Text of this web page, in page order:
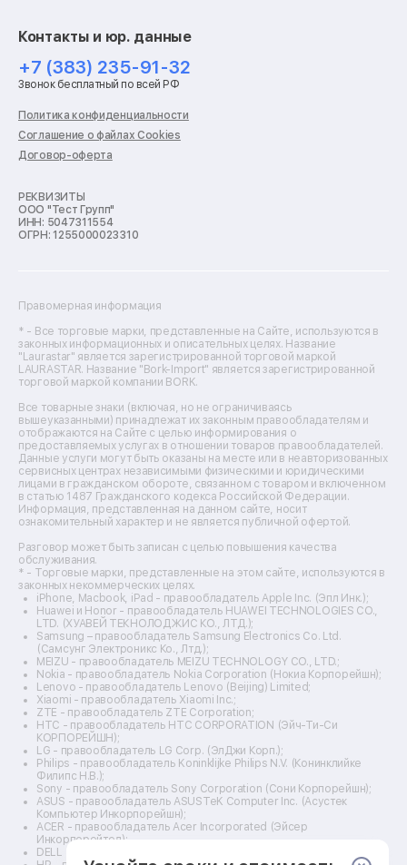
Ремонт роботов-пылесосов
Ремонт холодильников
Ремонт стиральных машин
Ремонт пылесосов
Ремонт варочных панелей
Ремонт духовых шкафов
Ремонт кондиционеров
Ремонт кухонных комбайнов
Ремонт морозильных камер
Ремонт отпаривателей
Ремонт плоттеров
Ремонт фенов
Ремонт цифровых биноклей
Ремонт тепловизоров
Ремонт массажных кресел
Ремонт водонагревателей
Ремонт вытяжек
Ремонт источников бесперебойного питания
Ремонт пароварок
Ремонт микшерных пультов
Ремонт dj-пультов
Ремонт кухонных плит
Ремонт стедикамов
Ремонт оптических прицелов
Ремонт электровелосипедов
Ремонт видеокамер
Ремонт эхолотов
Ремонт 3d-принтеров
Ремонт прицелов ночного видения
Ремонт винных шкафов
Ремонт выпрямителей
Ремонт сушилок для рук
Ремонт дальномеров
Ремонт снегоуборщиков
Контакты и юр. данные
+7 (383) 235-91-32
Звонок бесплатный по всей РФ
Политика конфиденциальности
Соглашение о файлах Cookies
Договор-оферта
РЕКВИЗИТЫ
ООО "Тест Групп"
ИНН: 5047311554
ОГРН: 1255000023310
Правомерная информация
* - Все торговые марки, представленные на Сайте, используются в
законных информационных и описательных целях. Название
"Laurastar" является зарегистрированной торговой маркой
LAURASTAR. Название "Bork-Import" является зарегистрированной
торговой маркой компании BORK.
Все товарные знаки (включая, но не ограничиваясь
вышеуказанными) принадлежат их законным правообладателям и
отображаются на Сайте с целью информирования о
предоставляемых услугах в отношении товаров правообладателей.
Данные услуги могут быть оказаны на месте или в неавторизованных
сервисных центрах независимыми физическими и юридическими
лицами в гражданском обороте, связанном с товаром и включенном
в статью 1487 Гражданского кодекса Российской Федерации.
Информация, представленная на данном сайте, носит
ознакомительный характер и не является публичной офертой.
Разговор может быть записан с целью повышения качества
обслуживания.
* - Торговые марки, представленные на этом сайте, используются в
законных некоммерческих целях.
iPhone, Macbook, iPad - правообладатель Apple Inc. (Эпл Инк.);
Huawei и Honor - правообладатель HUAWEI TECHNOLOGIES CO.,
LTD. (ХУАВЕЙ ТЕКНОЛОДЖИС КО., ЛТД.);
Samsung – правообладатель Samsung Electronics Co. Ltd.
(Самсунг Электроникс Ко., Лтд.);
MEIZU - правообладатель MEIZU TECHNOLOGY CO., LTD.;
Nokia - правообладатель Nokia Corporation (Нокиа Корпорейшн);
Lenovo - правообладатель Lenovo (Beijing) Limited;
Xiaomi - правообладатель Xiaomi Inc.;
ZTE - правообладатель ZTE Corporation;
HTC - правообладатель HTC CORPORATION (Эйч-Ти-Си
КОРПОРЕЙШН);
LG - правообладатель LG Corp. (ЭлДжи Корп.);
Philips - правообладатель Koninklijke Philips N.V. (Конинклийке
Филипс Н.В.);
Sony - правообладатель Sony Corporation (Сони Корпорейшн);
ASUS - правообладатель ASUSTeK Computer Inc. (Асустек
Компьютер Инкорпорейшн);
ACER - правообладатель Acer Incorporated (Эйсер
Инкорпорейтед);
DELL - правообладатель Dell Inc.(Делл Инк.);